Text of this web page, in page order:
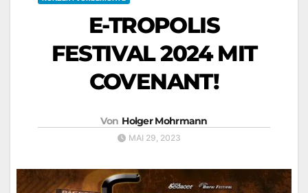
E-TROPOLIS
FESTIVAL 2024 MIT
COVENANT!
Von Holger Mohrmann
MAI 29, 2023